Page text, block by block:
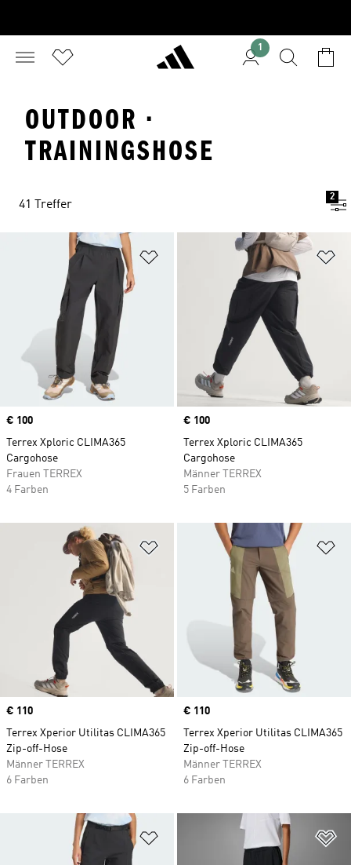
1
OUTDOOR ·
TRAININGSHOSE
41 Treffer
2
Zur Wunschliste hinzufügen
Price
€ 100
Terrex Xploric CLIMA365
Cargohose
Frauen TERREX
4 Farben
Price
€ 100
Terrex Xploric CLIMA365
Cargohose
Männer TERREX
5 Farben
Zur Wunschliste hinzufügen
Price
€ 110
Terrex Xperior Utilitas CLIMA365
Zip-off-Hose
Männer TERREX
6 Farben
Price
€ 110
Terrex Xperior Utilitas CLIMA365
Zip-off-Hose
Männer TERREX
6 Farben
Zur Wunschliste hinzufügen